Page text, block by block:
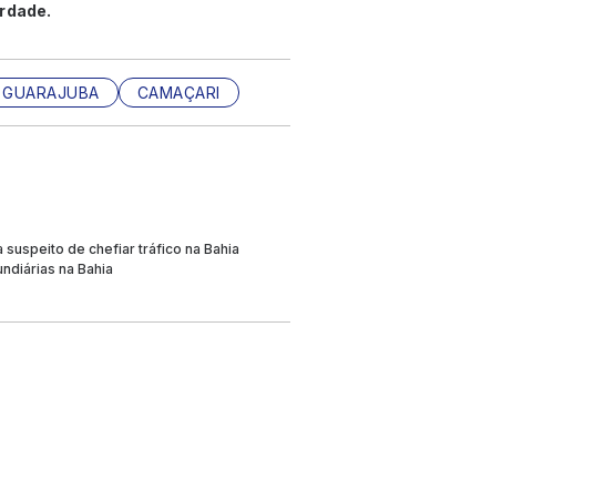
GUARAJUBA CAMAÇARI
de chefiar tráfico na Bahia
na Bahia